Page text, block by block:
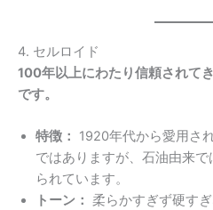
4. セルロイド
100年以上にわたり信頼されて
です。
特徴：
1920年代から愛用さ
ではありますが、石油由来
られています。
トーン： 柔らかすぎず硬す